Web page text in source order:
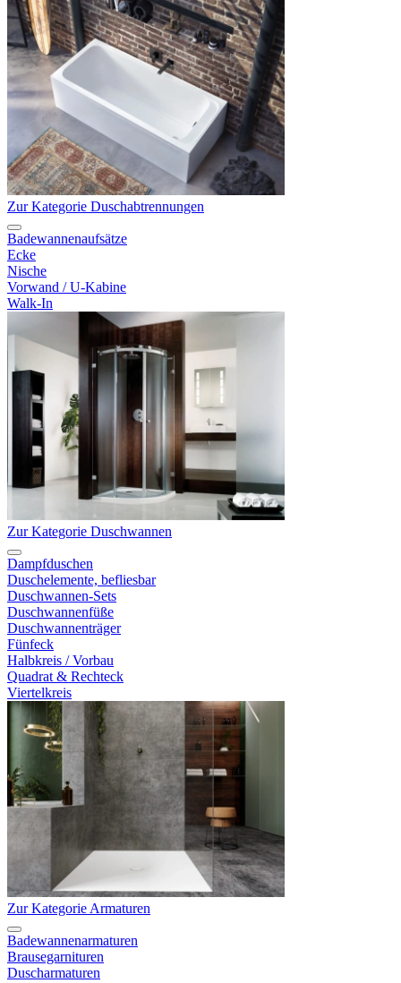
Zur Kategorie Duschabtrennungen
Badewannenaufsätze
Ecke
Nische
Vorwand / U-Kabine
Walk-In
Zur Kategorie Duschwannen
Dampfduschen
Duschelemente, befliesbar
Duschwannen-Sets
Duschwannenfüße
Duschwannenträger
Fünfeck
Halbkreis / Vorbau
Quadrat & Rechteck
Viertelkreis
Zur Kategorie Armaturen
Badewannenarmaturen
Brausegarnituren
Duscharmaturen